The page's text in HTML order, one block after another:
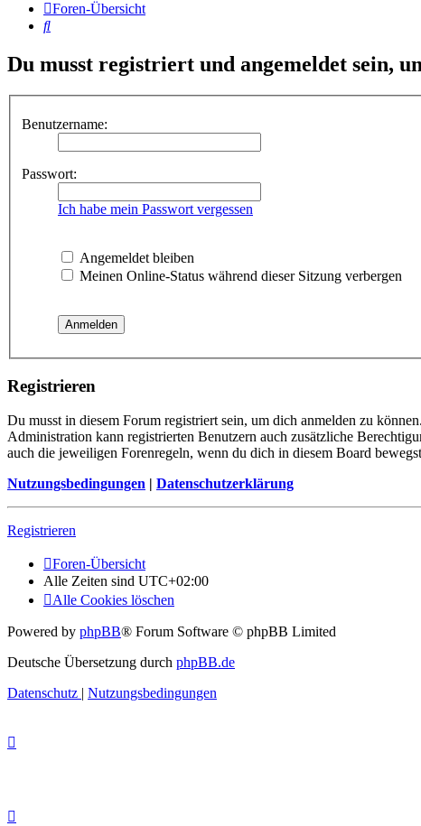
Foren-Übersicht
Suche
Du musst registriert und angemeldet sein,
Benutzername:
Passwort:
Ich habe mein Passwort vergessen
Angemeldet bleiben
Meinen Online-Status während dieser Sitzung verbergen
Registrieren
Du musst in diesem Forum registriert sein, um dich anmelden zu
Administration kann registrierten Benutzern auch zusätzliche
auch die jeweiligen Forenregeln, wenn du dich in diesem Board
Nutzungsbedingungen | Datenschutzerklärung
Registrieren
Foren-Übersicht
Alle Zeiten sind UTC+02:00
Alle Cookies löschen
Powered by phpBB® Forum Software © phpBB Limited
Deutsche Übersetzung durch phpBB.de
Datenschutz | Nutzungsbedingungen